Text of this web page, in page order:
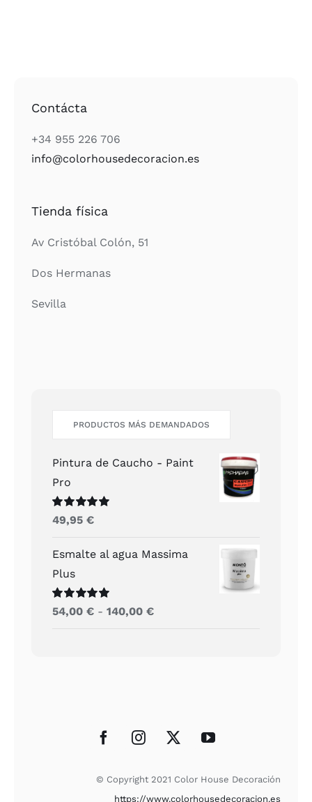
Contácta
+34 955 226 706
info@colorhousedecoracion.es
Tienda física
Av Cristóbal Colón, 51
Dos Hermanas
Sevilla
PRODUCTOS MÁS DEMANDADOS
Pintura de Caucho - Paint
Pro
Valorado
con
49,95€
Esmalte al agua Massima
Plus
Valorado
con
54,00€ - 140,00€Rango
140,00 €
© Copyright 2021 Color House Decoración
https://www.colorhousedecoracion.es